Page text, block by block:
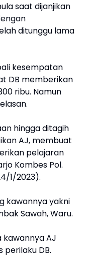
saat dijanjikan
ditunggu lama
kesempatan
DB memberikan
ribu. Namun
hingga ditagih
AJ, membuat
pelajaran
Kombes Pol.
1/2023).
kawannya yakni
Sawah, Waru.
AJ
DB.